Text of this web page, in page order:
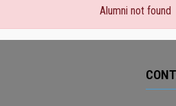
Alumni not found